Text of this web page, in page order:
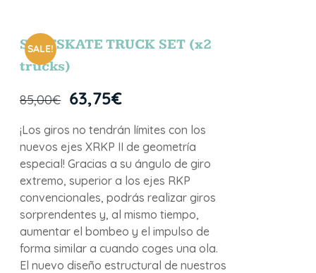
SALE!
SURFSKATE TRUCK SET (x2
trucks)
85,00€ 63,75€
¡Los giros no tendrán límites con los
nuevos ejes XRKP II de geometría
especial! Gracias a su ángulo de giro
extremo, superior a los ejes RKP
convencionales, podrás realizar giros
sorprendentes y, al mismo tiempo,
aumentar el bombeo y el impulso de
forma similar a cuando coges una ola.
El nuevo diseño estructural de nuestros